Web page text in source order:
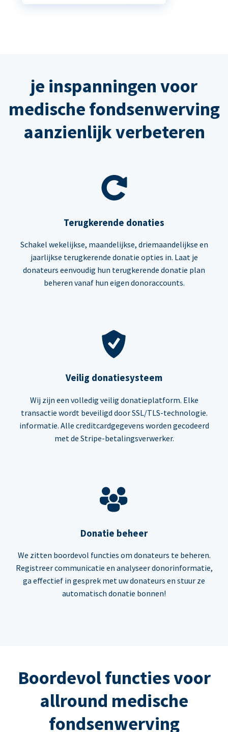
je inspanningen voor
medische fondsenwerving
aanzienlijk verbeteren
Terugkerende donaties
Schakel wekelijkse, maandelijkse, driemaandelijkse en
jaarlijkse terugkerende donatie opties in. Laat je
donateurs eenvoudig hun terugkerende donatie plan
beheren vanaf hun eigen donoraccounts.
Veilig donatiesysteem
Wij zijn een volledig veilig donatieplatform. Elke
transactie wordt beveiligd door SSL/TLS-technologie.
informatie. Alle creditcardgegevens worden gecodeerd
met de Stripe-betalingsverwerker.
Donatie beheer
We zitten boordevol functies om donateurs te beheren.
Registreer communicatie en analyseer donorinformatie,
ga effectief in gesprek met uw donateurs en stuur ze
automatisch donatie bonnen!
Boordevol functies voor
allround medische
fondsenwerving